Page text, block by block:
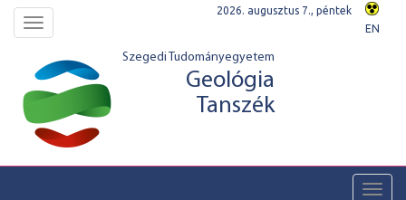
Toggle
navigation
2026. augusztus 7., péntek
EN
Szegedi Tudományegyetem
Geológia
Tanszék